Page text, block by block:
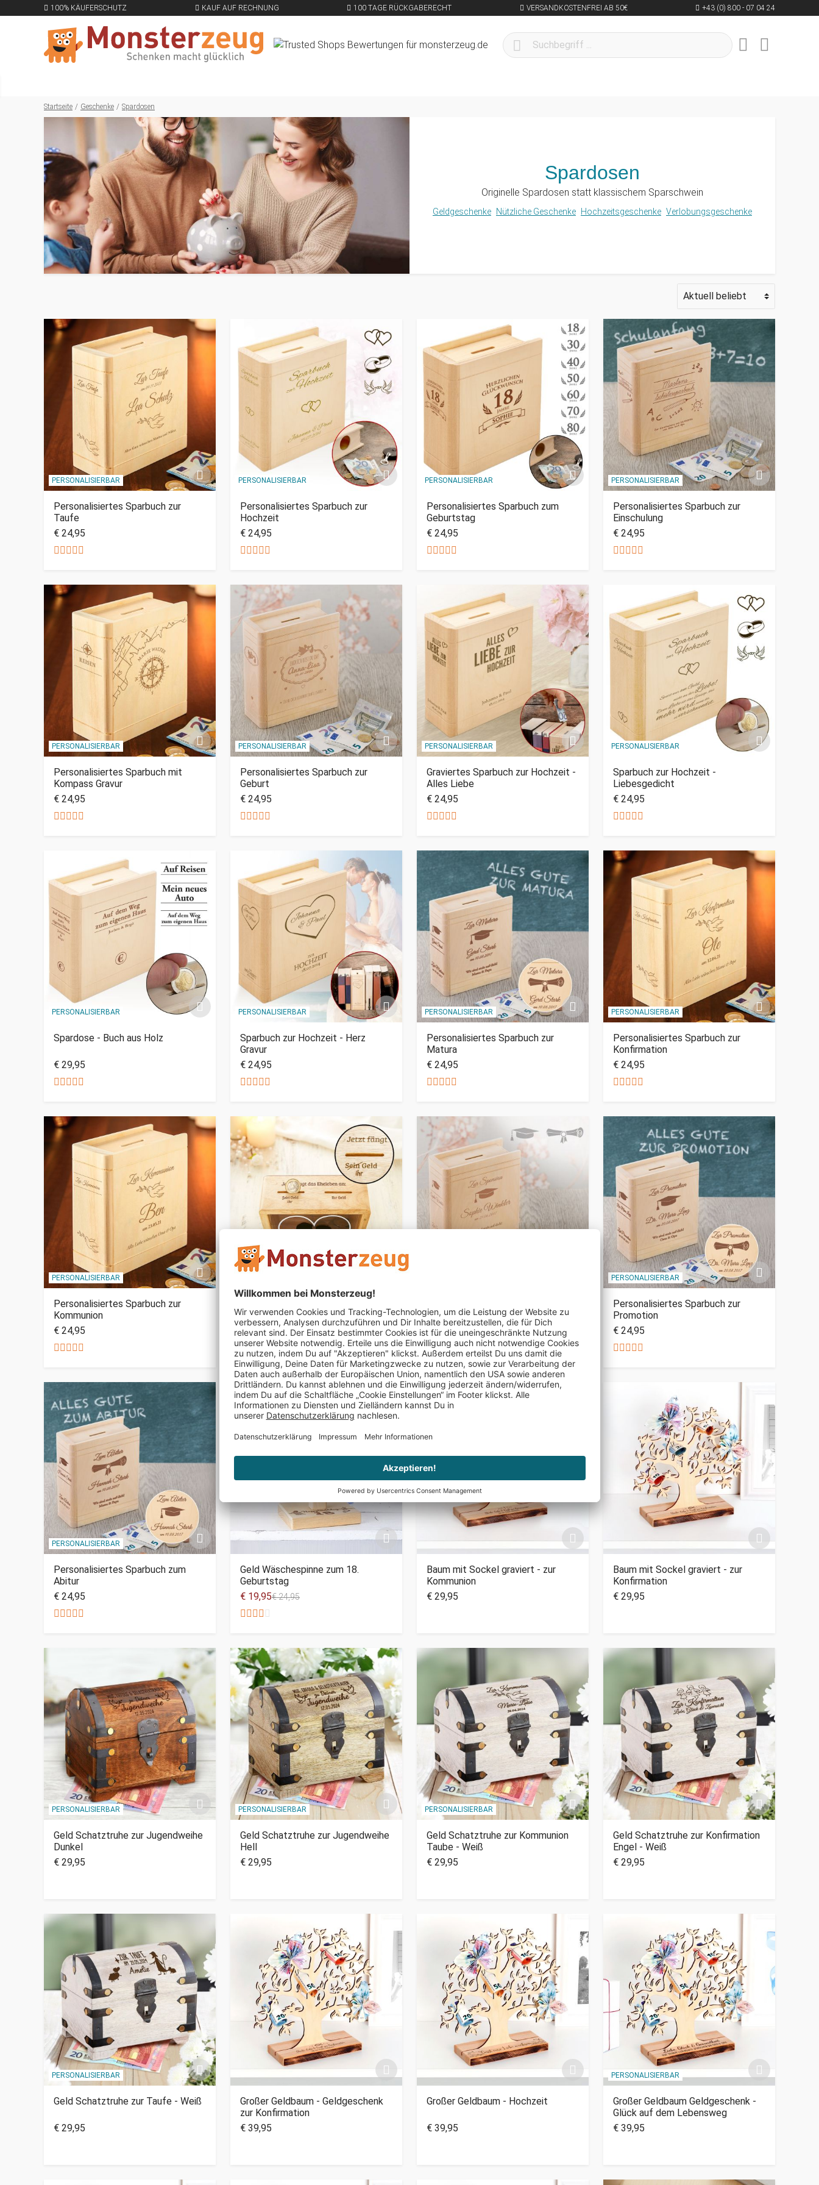
100% KÄUFERSCHUTZ KAUF AUF RECHNUNG 100 TAGE RÜCKGABERECHT VERSANDKOSTENFREI AB 50€ +43 (0) 800 - 07 04 24
Startseite Geschenke Spardosen
Spardosen
Originelle Spardosen statt klassischem Sparschwein
Geldgeschenke Nützliche Geschenke Hochzeitsgeschenke Verlobungsgeschenke
PERSONALISIERBAR
Personalisiertes Sparbuch zur
Taufe
€ 24,95
PERSONALISIERBAR
Personalisiertes Sparbuch zur
Hochzeit
€ 24,95
PERSONALISIERBAR
Personalisiertes Sparbuch zum
Geburtstag
€ 24,95
PERSONALISIERBAR
Personalisiertes Sparbuch zur
Einschulung
€ 24,95
PERSONALISIERBAR
Personalisiertes Sparbuch mit
Kompass Gravur
€ 24,95
PERSONALISIERBAR
Personalisiertes Sparbuch zur
Geburt
€ 24,95
PERSONALISIERBAR
Graviertes Sparbuch zur Hochzeit -
Alles Liebe
€ 24,95
PERSONALISIERBAR
Sparbuch zur Hochzeit -
Liebesgedicht
€ 24,95
PERSONALISIERBAR
Spardose - Buch aus Holz
€ 29,95
PERSONALISIERBAR
Sparbuch zur Hochzeit - Herz
Gravur
€ 24,95
PERSONALISIERBAR
Personalisiertes Sparbuch zur
Matura
€ 24,95
PERSONALISIERBAR
Personalisiertes Sparbuch zur
Konfirmation
€ 24,95
PERSONALISIERBAR
Personalisiertes Sparbuch zur
Kommunion
€ 24,95
€ 24,95
Sponsion
€ 24,95
PERSONALISIERBAR
Personalisiertes Sparbuch zur
Promotion
€ 24,95
PERSONALISIERBAR
Personalisiertes Sparbuch zum
Abitur
€ 24,95
SALE
Geld Wäschespinne zum 18.
Geburtstag
€ 19,95€ 24,95
Baum mit Sockel graviert - zur
Kommunion
€ 29,95
Baum mit Sockel graviert - zur
Konfirmation
€ 29,95
PERSONALISIERBAR
Geld Schatztruhe zur Jugendweihe
Dunkel
€ 29,95
PERSONALISIERBAR
Geld Schatztruhe zur Jugendweihe
Hell
€ 29,95
PERSONALISIERBAR
Geld Schatztruhe zur Kommunion
Taube - Weiß
€ 29,95
Geld Schatztruhe zur Konfirmation
Engel - Weiß
€ 29,95
PERSONALISIERBAR
Geld Schatztruhe zur Taufe - Weiß
€ 29,95
Großer Geldbaum - Geldgeschenk
zur Konfirmation
€ 39,95
Großer Geldbaum - Hochzeit
€ 39,95
PERSONALISIERBAR
Großer Geldbaum Geldgeschenk -
Glück auf dem Lebensweg
€ 39,95